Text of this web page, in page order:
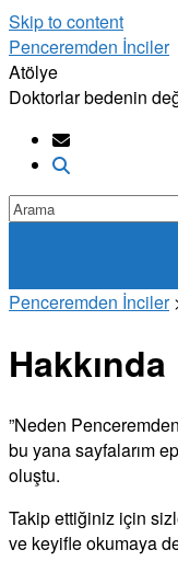
Skip to content
Penceremden İnciler
Atölye
Doktorlar bedenin
Penceremden İnciler
Hakkında
”Neden
bu yana sayfalarım
oluştu.
Takip ettiğiniz için
ve keyifle okumaya